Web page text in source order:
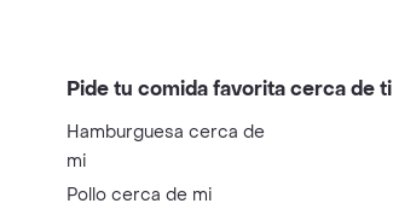
Pide tu comida favorita cerca de ti
Hamburguesa cerca de
mi
Pollo cerca de mi